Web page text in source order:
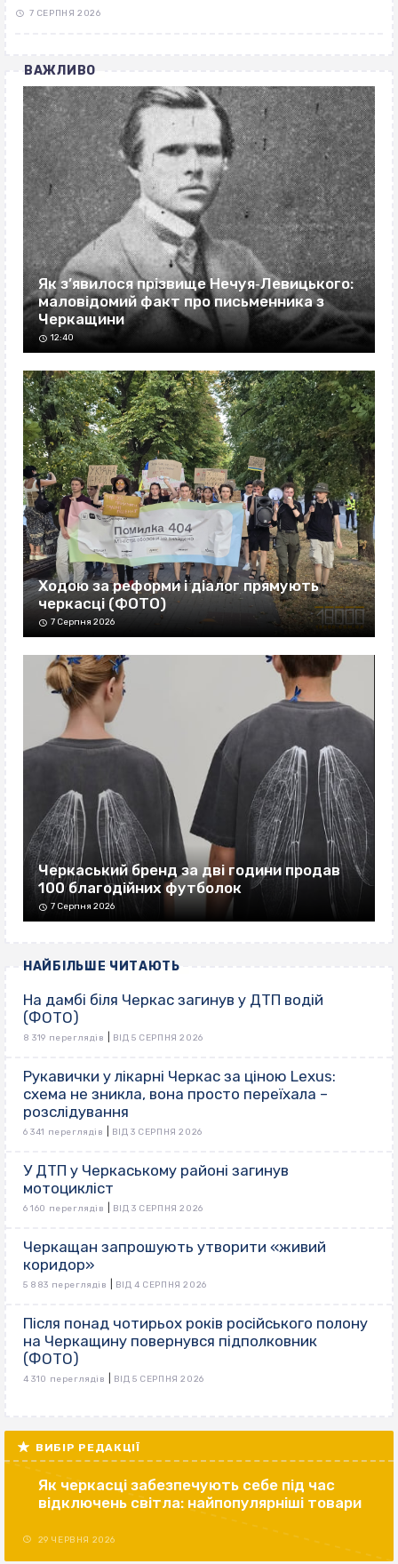
7 СЕРПНЯ 2026
ВАЖЛИВО
Як з’явилося прізвище Нечуя‐Левицького:
маловідомий факт про письменника з
Черкащини
12:40
Ходою за реформи і діалог прямують
черкасці (ФОТО)
7 Серпня 2026
Черкаський бренд за дві години продав
100 благодійних футболок
7 Серпня 2026
НАЙБІЛЬШЕ ЧИТАЮТЬ
На дамбі біля Черкас загинув у ДТП водій
(ФОТО)
8 319 переглядів ВІД 5 СЕРПНЯ 2026
Рукавички у лікарні Черкас за ціною Lexus:
схема не зникла, вона просто переїхала –
розслідування
6 341 переглядів ВІД 3 СЕРПНЯ 2026
У ДТП у Черкаському районі загинув
мотоцикліст
6 160 переглядів ВІД 3 СЕРПНЯ 2026
Черкащан запрошують утворити «живий
коридор»
5 883 переглядів ВІД 4 СЕРПНЯ 2026
Після понад чотирьох років російського полону
на Черкащину повернувся підполковник
(ФОТО)
4 310 переглядів ВІД 5 СЕРПНЯ 2026
ВИБІР РЕДАКЦІЇ
Як черкасці забезпечують себе під час
відключень світла: найпопулярніші товари
29 ЧЕРВНЯ 2026